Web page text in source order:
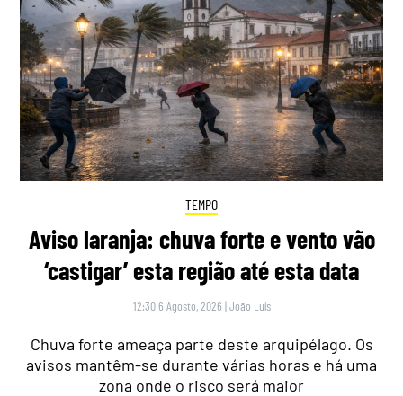
TEMPO
Aviso laranja: chuva forte e vento vão
‘castigar’ esta região até esta data
12:30 6 Agosto, 2026 |João Luís
Chuva forte ameaça parte deste arquipélago. Os
avisos mantêm-se durante várias horas e há uma
zona onde o risco será maior